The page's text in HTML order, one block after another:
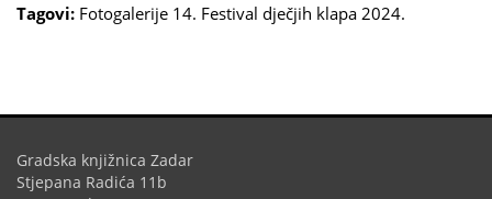
Tagovi: Fotogalerije 14. Festival dječjih klapa 2024.
Gradska knjižnica Zadar
Stjepana Radića 11b